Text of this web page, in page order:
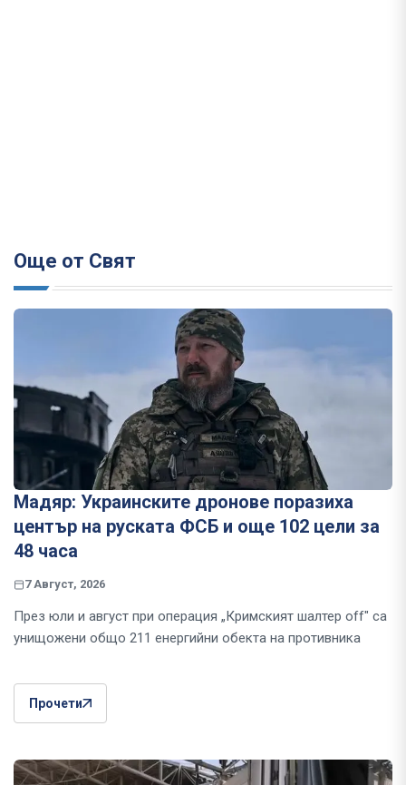
Още от Свят
Мадяр: Украинските дронове поразиха
център на руската ФСБ и още 102 цели за
48 часа
7 Август, 2026
През юли и август при операция „Кримският шалтер off" са
унищожени общо 211 енергийни обекта на противника
Прочети